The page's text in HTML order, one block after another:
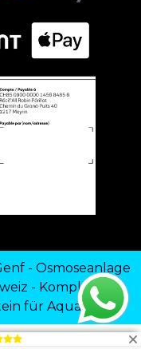
- Osmoseanlage
- Komplettes
für Aquarien